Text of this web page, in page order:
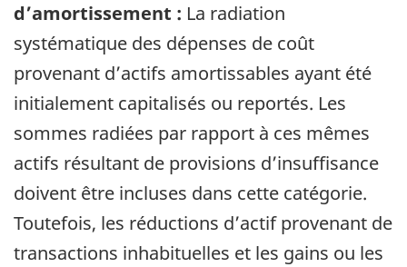
d’amortissement : La radiation
systématique des dépenses de coût
provenant d’actifs amortissables ayant été
initialement capitalisés ou reportés. Les
sommes radiées par rapport à ces mêmes
actifs résultant de provisions d’insuffisance
doivent être incluses dans cette catégorie.
Toutefois, les réductions d’actif provenant de
transactions inhabituelles et les gains ou les